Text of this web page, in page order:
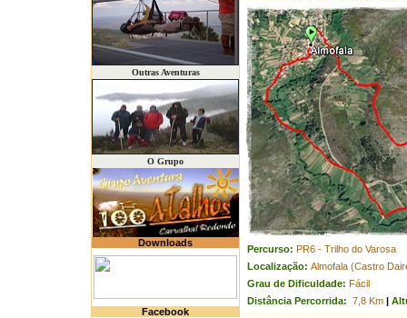
Outras Aventuras
O Grupo
Downloads
Facebook
Percurso: PR6 - Trilho do Varosa
Localização: Almofala (Castro
Grau de Dificuldade: Fácil
Distância Percorrida: 7,8 Km |